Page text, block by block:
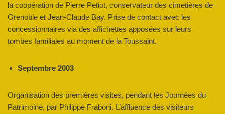
la coopération de Pierre Petiot, conservateur des cimetières de
Grenoble et Jean-Claude Bay. Prise de contact avec les
concessionnaires via des affichettes apposées sur leurs
tombes familiales au moment de la Toussaint.
Septembre 2003
Organisation des premières visites, pendant les Journées du
Patrimoine, par Philippe Fraboni. L’affluence des visiteurs